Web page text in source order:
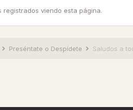
registrados viendo esta página.
Preséntate o Despídete Saludos a